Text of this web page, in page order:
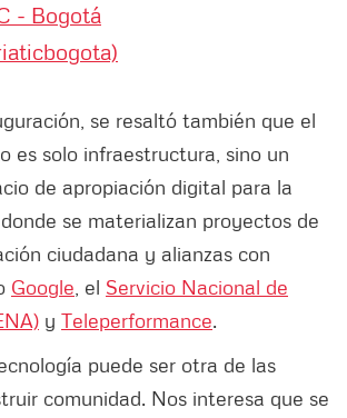
- Bogotá
se resaltó también que el
es solo infraestructura, sino un
de apropiación digital para la
se materializan proyectos de
ciudadana y alianzas con
Google , el Servicio Nacional de
y Teleperformance.
puede ser otra de las
comunidad. Nos interesa que se